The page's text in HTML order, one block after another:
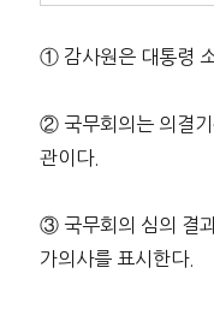
① 감사원은 대통령
② 국무회의는 의결기
관이다.
③ 국무회의 심의 결
가의사를 표시한다.